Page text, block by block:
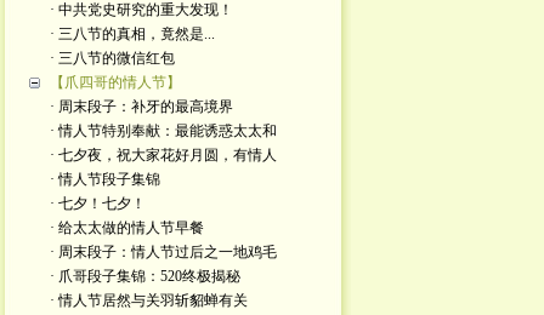
· 中共党史研究的重大发现！
· 三八节的真相，竟然是...
· 三八节的微信红包
【爪四哥的情人节】
· 周末段子：补牙的最高境界
· 情人节特别奉献：最能诱惑太太和
· 七夕夜，祝大家花好月圆，有情人
· 情人节段子集锦
· 七夕！七夕！
· 给太太做的情人节早餐
· 周末段子：情人节过后之一地鸡毛
· 爪哥段子集锦：520终极揭秘
· 情人节居然与关羽斩貂蝉有关